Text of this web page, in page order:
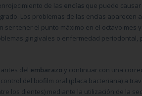
de las encías que puede
Los problemas de las encías aparecen
ser tener el punto máximo en el octavo mes
gingivales o enfermedad periodontal,
del embarazo y continuar con una
del biofilm oral (placa bacteriana) a
los dientes) mediante la utilización de la